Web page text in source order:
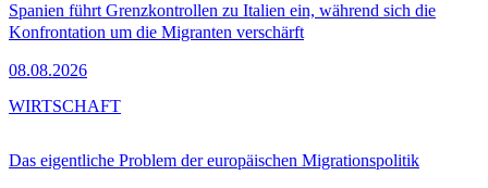
Spanien führt Grenzkontrollen zu Italien ein, während sich die
Konfrontation um die Migranten verschärft
08.08.2026
Das eigentliche Problem der europäischen Migrationspolitik
WIRTSCHAFT